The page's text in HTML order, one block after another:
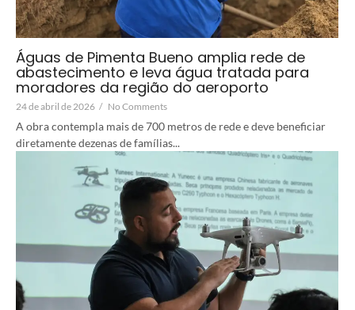
Águas de Pimenta Bueno amplia rede de
abastecimento e leva água tratada para
moradores da região do aeroporto
24 de abril de 2026 / No Comments
A obra contempla mais de 700 metros de rede e deve beneficiar
diretamente dezenas de famílias...